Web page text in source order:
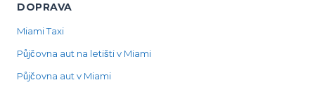
DOPRAVA
Miami Taxi
Půjčovna aut na letišti v Miami
Půjčovna aut v Miami